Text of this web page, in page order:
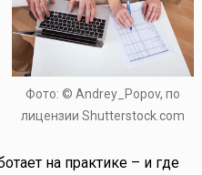
Фото: © Andrey_Popov, по
лицензии Shutterstock.com
на практике – и где